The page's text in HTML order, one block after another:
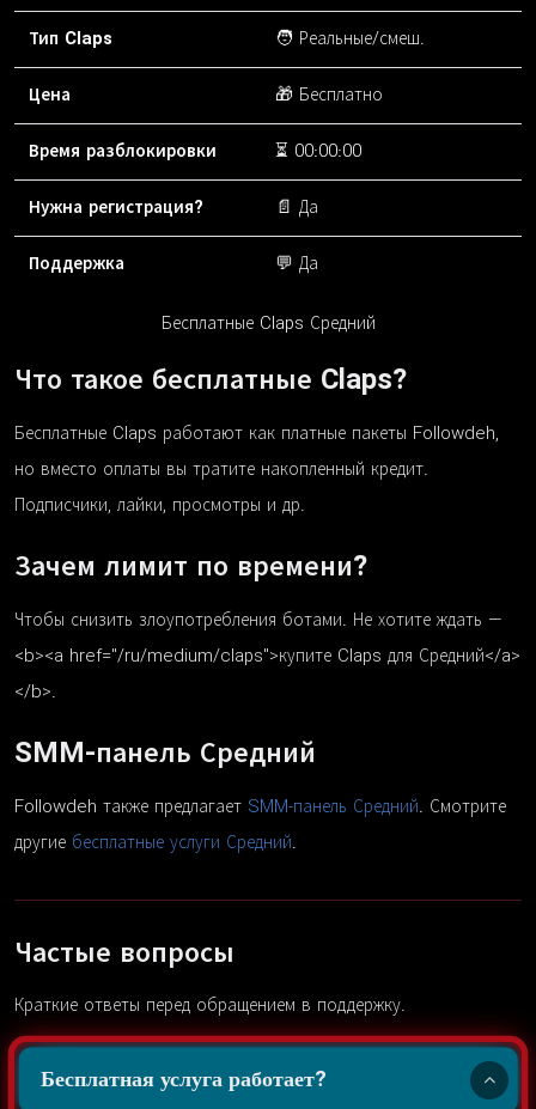
Тип Claps
🧑 Реальные/смеш.
Цена
🎁 Бесплатно
Время разблокировки
⏳ 00:00:00
Нужна регистрация?
📄 Да
Поддержка
💬 Да
Бесплатные Claps Средний
Что такое бесплатные Claps?
Бесплатные Claps работают как платные пакеты Followdeh,
но вместо оплаты вы тратите накопленный кредит.
Подписчики, лайки, просмотры и др.
Зачем лимит по времени?
Чтобы снизить злоупотребления ботами. Не хотите ждать —
<b><a href="/ru/medium/claps">купите Claps для Средний</a>
</b>.
SMM-панель Средний
Followdeh также предлагает SMM-панель Средний. Смотрите
другие бесплатные услуги Средний.
Частые вопросы
Краткие ответы перед обращением в поддержку.
Бесплатная услуга работает?